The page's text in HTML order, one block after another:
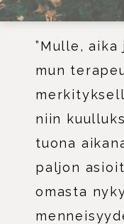
”Mulle,
mun
niin
tuona
paljon
omasta